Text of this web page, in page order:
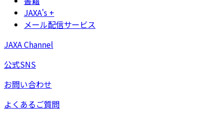
JAXA's +
メール配信サービス
JAXA Channel
公式SNS
お問い合わせ
よくあるご質問